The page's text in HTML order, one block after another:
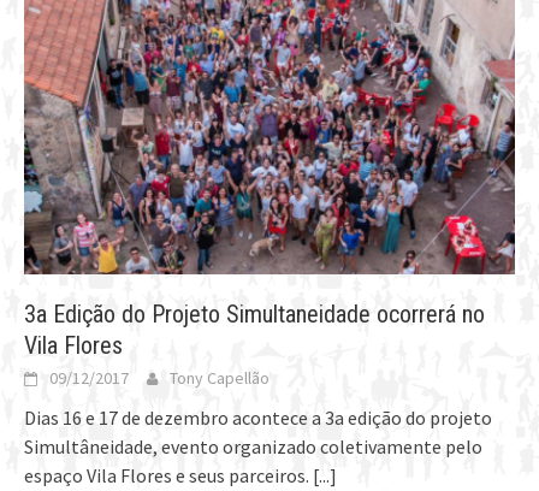
3a Edição do Projeto Simultaneidade ocorrerá no
Vila Flores
09/12/2017 Tony Capellão
Dias 16 e 17 de dezembro acontece a 3a edição do projeto
Simultâneidade, evento organizado coletivamente pelo
espaço Vila Flores e seus parceiros. [...]